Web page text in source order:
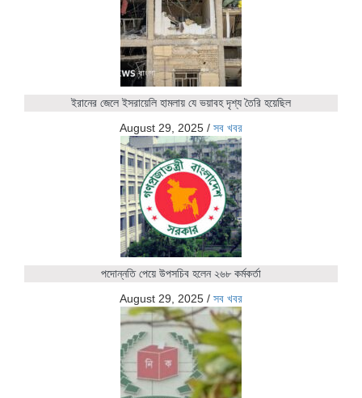
ইরানের জেলে ইসরায়েলি হামলায় যে ভয়াবহ দৃশ্য তৈরি হয়েছিল
August 29, 2025 / সব খবর
পদোন্নতি পেয়ে উপসচিব হলেন ২৬৮ কর্মকর্তা
August 29, 2025 / সব খবর